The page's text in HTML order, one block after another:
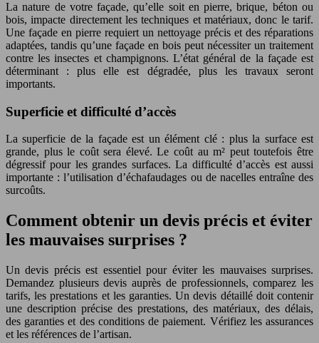
La nature de votre façade, qu’elle soit en pierre, brique, béton ou
bois, impacte directement les techniques et matériaux, donc le tarif.
Une façade en pierre requiert un nettoyage précis et des réparations
adaptées, tandis qu’une façade en bois peut nécessiter un traitement
contre les insectes et champignons. L’état général de la façade est
déterminant : plus elle est dégradée, plus les travaux seront
importants.
Superficie et difficulté d’accès
La superficie de la façade est un élément clé : plus la surface est
grande, plus le coût sera élevé. Le coût au m² peut toutefois être
dégressif pour les grandes surfaces. La difficulté d’accès est aussi
importante : l’utilisation d’échafaudages ou de nacelles entraîne des
surcoûts.
Comment obtenir un devis précis et éviter
les mauvaises surprises ?
Un devis précis est essentiel pour éviter les mauvaises surprises.
Demandez plusieurs devis auprès de professionnels, comparez les
tarifs, les prestations et les garanties. Un devis détaillé doit contenir
une description précise des prestations, des matériaux, des délais,
des garanties et des conditions de paiement. Vérifiez les assurances
et les références de l’artisan.